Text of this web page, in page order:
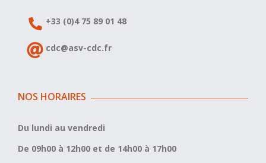
+33 (0)4 75 89 01 48
cdc@asv-cdc.fr
NOS HORAIRES
Du lundi au vendredi
De 09h00 à 12h00 et de 14h00 à 17h00